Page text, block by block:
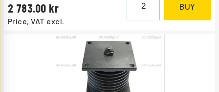
Price, VAT excl.
2 783.00 BUY